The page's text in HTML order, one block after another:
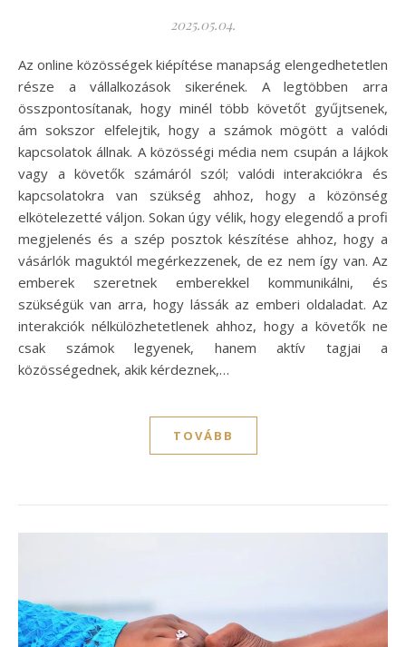
2025.05.04.
Az online közösségek kiépítése manapság elengedhetetlen
része a vállalkozások sikerének. A legtöbben arra
összpontosítanak, hogy minél több követőt gyűjtsenek,
ám sokszor elfelejtik, hogy a számok mögött a valódi
kapcsolatok állnak. A közösségi média nem csupán a lájkok
vagy a követők számáról szól; valódi interakciókra és
kapcsolatokra van szükség ahhoz, hogy a közönség
elkötelezetté váljon. Sokan úgy vélik, hogy elegendő a profi
megjelenés és a szép posztok készítése ahhoz, hogy a
vásárlók maguktól megérkezzenek, de ez nem így van. Az
emberek szeretnek emberekkel kommunikálni, és
szükségük van arra, hogy lássák az emberi oldaladat. Az
interakciók nélkülözhetetlenek ahhoz, hogy a követők ne
csak számok legyenek, hanem aktív tagjai a
közösségednek, akik kérdeznek,…
TOVÁBB